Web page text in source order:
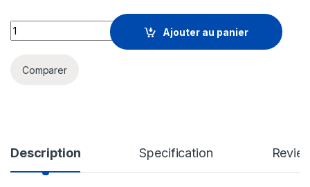
Microsoft Azure DevOps Server - Licence et assurance
Ajouter au panier
Comparer
Description Specification